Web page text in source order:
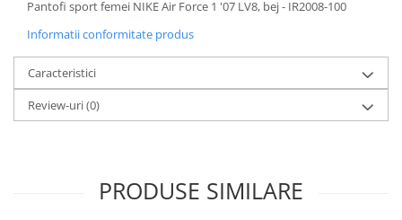
Pantofi sport femei NIKE Air Force 1 '07 LV8, bej - IR2008-100
Informatii conformitate produs
Caracteristici
Review-uri(0)
PRODUSE SIMILARE